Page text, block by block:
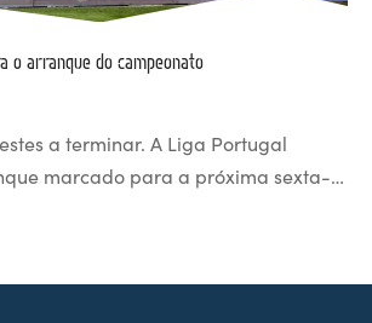
o arranque do campeonato
a terminar. A Liga Portugal
marcado para a próxima sexta-…